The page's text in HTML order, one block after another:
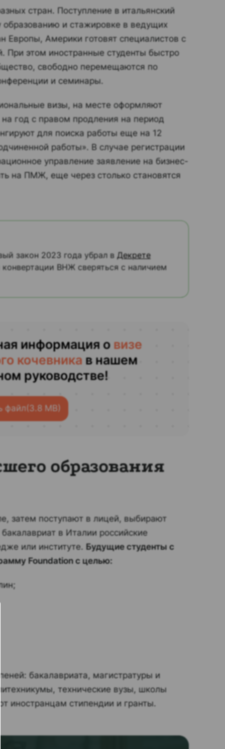
стран. Поступление в итальянский
образованию и стажировке в ведущих
Европы, Америки готовят специалистов с
При этом иностранные студенты быстро
свободно перемещаются по
и семинары.
визы, на месте оформляют
год с правом продления на период
для поиска работы еще на 12
работы». В случае регистрации
управление заявление на бизнес-
на ПМЖ, еще через столько становятся
закон 2023 года убрал в Декрете
ВНЖ сверяться с наличием
информация о визе
кочевникав нашем
руководстве!
файл(3.8 MB)
образования
затем поступают в лицей, выбирают
в Италии российские
или институте. Будущие студенты с
Foundation с целью:
бакалавриата, магистратуры и
технические вузы, школы
иностранцам стипендии и гранты.